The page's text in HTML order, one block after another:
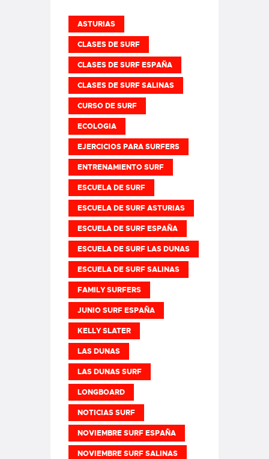
ASTURIAS
CLASES DE SURF
CLASES DE SURF ESPAÑA
CLASES DE SURF SALINAS
CURSO DE SURF
ECOLOGIA
EJERCICIOS PARA SURFERS
ENTRENAMIENTO SURF
ESCUELA DE SURF
ESCUELA DE SURF ASTURIAS
ESCUELA DE SURF ESPAÑA
ESCUELA DE SURF LAS DUNAS
ESCUELA DE SURF SALINAS
FAMILY SURFERS
JUNIO SURF ESPAÑA
KELLY SLATER
LAS DUNAS
LAS DUNAS SURF
LONGBOARD
NOTICIAS SURF
NOVIEMBRE SURF ESPAÑA
NOVIEMBRE SURF SALINAS